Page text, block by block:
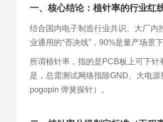
一、核心结论：植针率的行业红
结合国内电子制造行业共识、大厂内
业通用的“否决线”，90%是量产场景
所谓植针率，指的是PCB板上可下
是，总需测试网络指除GND、大电
pogopin 弹簧探针）。